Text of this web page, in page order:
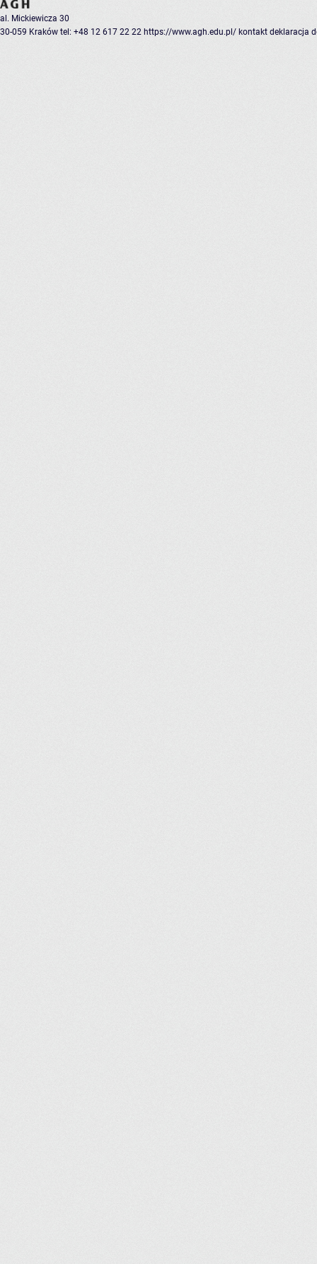
al. Mickiewicza 30
30-059 Kraków tel: +48 12 617 22 22 https://www.agh.edu.pl/ kontakt deklaracja